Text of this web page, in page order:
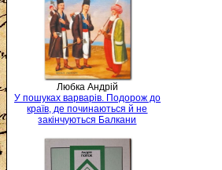
Любка Андрій
У пошуках варварів. Подорож до
країв, де починаються й не
закінчуються Балкани